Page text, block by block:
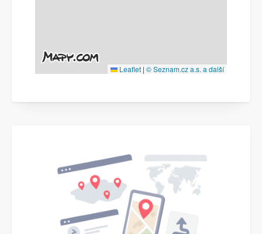
Leaflet | © Seznam.cz a.s. a další